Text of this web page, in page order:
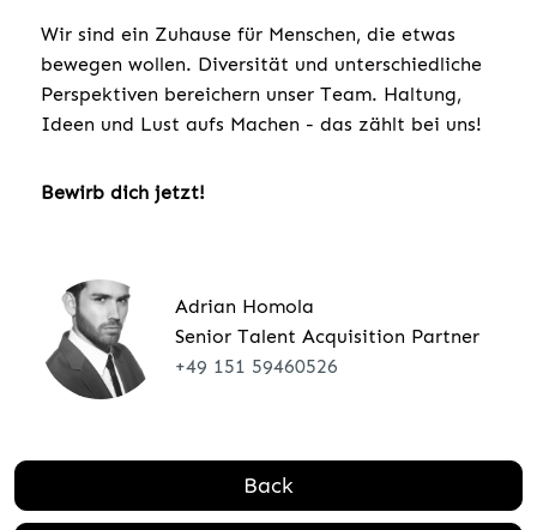
Wir sind ein Zuhause für Menschen, die etwas
bewegen wollen. Diversität und unterschiedliche
Perspektiven bereichern unser Team. Haltung,
Ideen und Lust aufs Machen - das zählt bei uns!
Bewirb dich jetzt!
Adrian Homola
Senior Talent Acquisition Partner
+49 151 59460526
Back